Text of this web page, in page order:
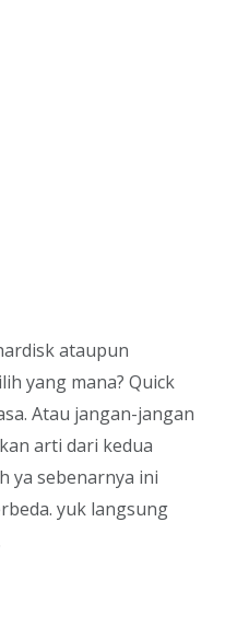
ataupun
yang mana? Quick
Atau jangan-jangan
arti dari kedua
ya sebenarnya ini
yuk langsung